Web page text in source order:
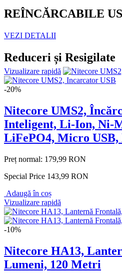
REÎNCĂRCABILE
VEZI DETALII
Reduceri și Resigilate
Vizualizare rapidă
-20%
Nitecore UMS2,
Inteligent, Li-Ion, Ni-
LiFePO4, Micro USB,
Preț normal: 179,99 RON
Special Price 143,99 RON
Adaugă în coș
Vizualizare rapidă
-10%
Nitecore HA13,
Lumeni, 120 Metri